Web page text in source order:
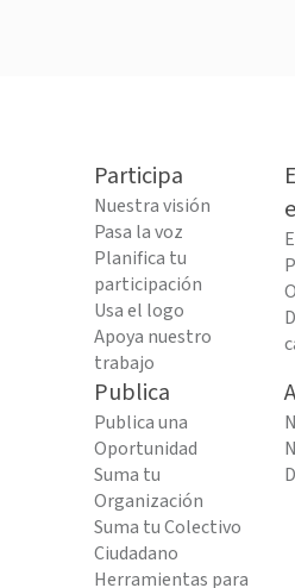
Participa
Nuestra visión
Pasa la voz
Planifica tu
participación
Usa el logo
Apoya nuestro
trabajo
Publica
Publica una
Oportunidad
Suma tu
Organización
Suma tu Colectivo
Ciudadano
Herramientas para